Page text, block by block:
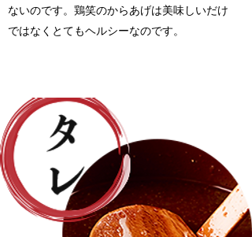
ないのです。鶏笑のからあげは美味しいだけ
ではなくとてもヘルシーなのです。